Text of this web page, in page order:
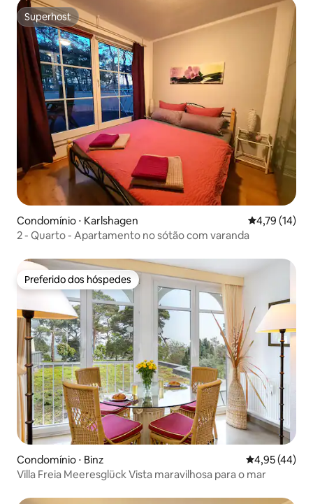
Superhost
Superhost
Condomínio ⋅ Karlshagen 4,79 de uma
4,79 (14)
2 - Quarto - Apartamento no sótão com varanda
Preferido dos hóspedes
Preferido dos hóspedes
Condomínio ⋅ Binz 4,95 de uma
4,95 (44)
Villa Freia Meeresglück Vista maravilhosa para o mar